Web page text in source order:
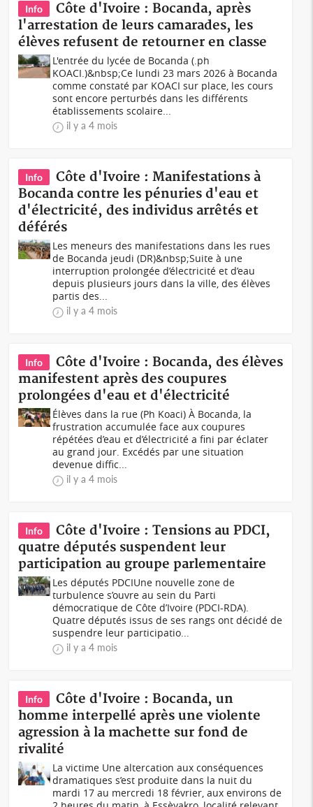
Info
Côte d'Ivoire : Bocanda, après
l'arrestation de leurs camarades, les
élèves refusent de retourner en classe
L'entrée du lycée de Bocanda (.ph
KOACI.)&nbsp;Ce lundi 23 mars 2026 à Bocanda
comme constaté par KOACI sur place, les cours
sont encore perturbés dans les différents
établissements scolaire...
il y a 4 mois
Info
Côte d'Ivoire : Manifestations à
Bocanda contre les pénuries d'eau et
d'électricité, des individus arrêtés et
déférés
Les meneurs des manifestations dans les rues
de Bocanda jeudi (DR)&nbsp;Suite à une
interruption prolongée d’électricité et d’eau
depuis plusieurs jours dans la ville, des élèves
partis des...
il y a 4 mois
Info
Côte d'Ivoire : Bocanda, des élèves
manifestent après des coupures
prolongées d'eau et d'électricité
Élèves dans la rue (Ph Koaci) À Bocanda, la
frustration accumulée face aux coupures
répétées d’eau et d’électricité a fini par éclater
au grand jour. Excédés par une situation
devenue diffic...
il y a 4 mois
Info
Côte d'Ivoire : Tensions au PDCI,
quatre députés suspendent leur
participation au groupe parlementaire
Les députés PDCIUne nouvelle zone de
turbulence s’ouvre au sein du Parti
démocratique de Côte d’Ivoire (PDCI-RDA).
Quatre députés issus de ses rangs ont décidé de
suspendre leur participatio...
il y a 4 mois
Info
Côte d'Ivoire : Bocanda, un
homme interpellé après une violente
agression à la machette sur fond de
rivalité
La victime Une altercation aux conséquences
dramatiques s’est produite dans la nuit du
mardi 17 au mercredi 18 février, aux environs de